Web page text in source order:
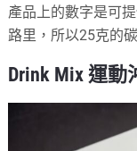
產品上的數字是可
路里，所以25克的
Drink Mix 運動